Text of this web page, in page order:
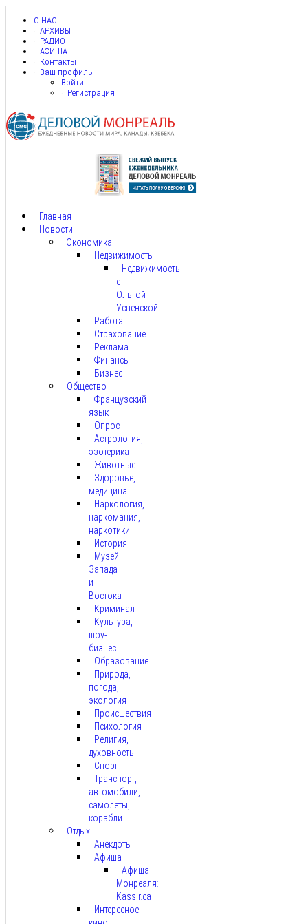
О НАС
АРХИВЫ
РАДИО
АФИША
Контакты
Ваш профиль
Войти
Регистрация
Главная
Новости
Экономика
Недвижимость
Недвижимость
с
Ольгой
Успенской
Работа
Страхование
Реклама
Финансы
Бизнес
Общество
Французский
язык
Опрос
Астрология,
эзотерика
Животные
Здоровье,
медицина
Наркология,
наркомания,
наркотики
История
Музей
Запада
и
Востока
Криминал
Культура,
шоу-
бизнес
Образование
Природа,
погода,
экология
Происшествия
Психология
Религия,
духовность
Спорт
Транспорт,
автомобили,
самолёты,
корабли
Отдых
Анекдоты
Афиша
Афиша
Монреаля:
Kassir.ca
Интересное